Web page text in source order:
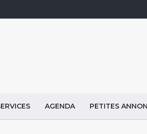
AGENDA PETITES